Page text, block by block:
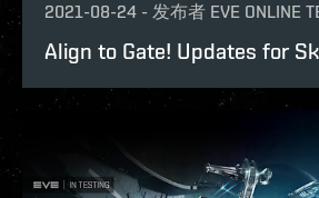
2021-08-24 - 发布者 EVE ONLINE
Align to Gate! Updates for